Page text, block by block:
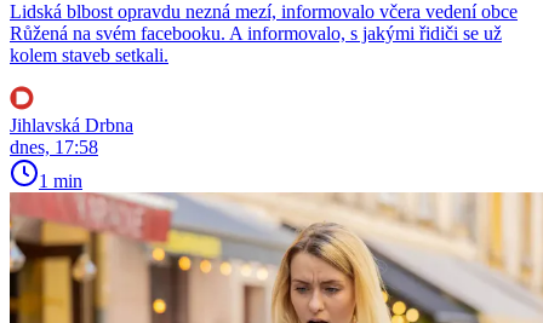
Lidská blbost opravdu nezná mezí, informovalo včera vedení obce
Růžená na svém facebooku. A informovalo, s jakými řidiči se už
kolem staveb setkali.
Jihlavská Drbna
dnes, 17:58
1 min